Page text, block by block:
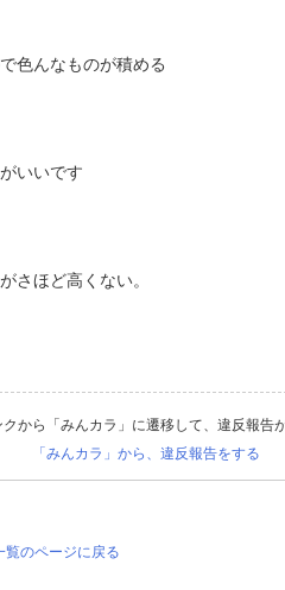
色んなものが積める
いいです
さほど高くない。
から「みんカラ」に遷移して、違反報告
「みんカラ」から、違反報告をする
覧のページに戻る